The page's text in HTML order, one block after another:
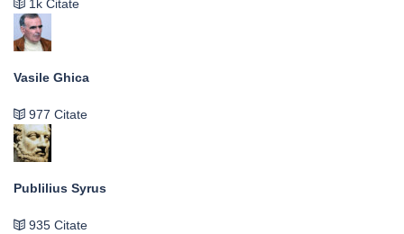
1k Citate
Vasile Ghica
977 Citate
Publilius Syrus
935 Citate